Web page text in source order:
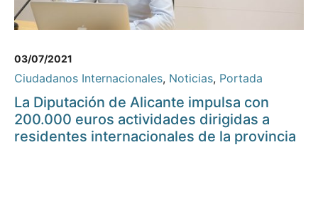
03/07/2021
Ciudadanos Internacionales, Noticias, Portada
La Diputación de Alicante impulsa con
200.000 euros actividades dirigidas a
residentes internacionales de la provincia